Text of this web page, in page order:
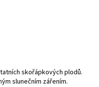
skořápkových plodů.
slunečním zářením.